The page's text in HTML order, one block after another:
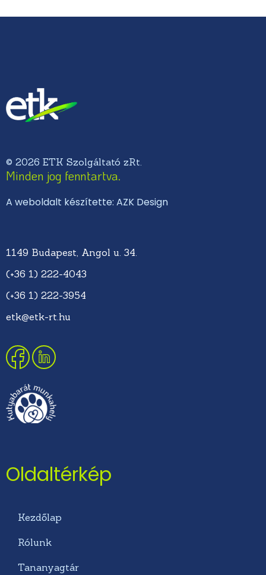
© 2026 ETK Szolgáltató zRt.
Minden jog fenntartva.
A weboldalt készítette: AZK Design
1149 Budapest, Angol u. 34.
(+36 1) 222-4043
(+36 1) 222-3954
etk@etk-rt.hu
Oldaltérkép
Kezdőlap
Rólunk
Tananyagtár